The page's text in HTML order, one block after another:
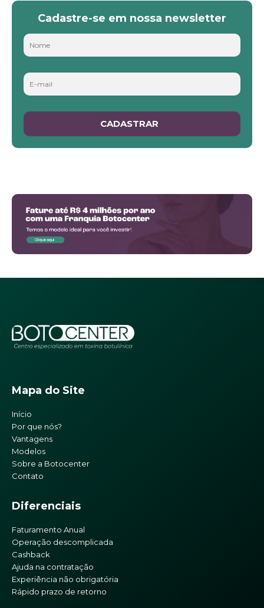
Cadastre-se em nossa newsletter
Mapa do Site
Início
Por que nós?
Vantagens
Modelos
Sobre a Botocenter
Contato
Diferenciais
Faturamento Anual
Operação descomplicada
Cashback
Ajuda na contratação
Experiência não obrigatória
Rápido prazo de retorno